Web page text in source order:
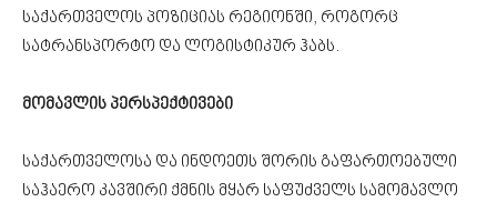
საქართველოს პოზიციას რეგიონში, როგორც
სატრანსპორტო და ლოგისტიკურ ჰაბს.
მომავლის პერსპექტივები
საქართველოსა და ინდოეთს შორის გაფართოებული
საჰაერო კავშირი ქმნის მყარ საფუძველს სამომავლო